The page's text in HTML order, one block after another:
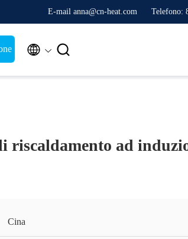
E-mail anna@cn-heat.com Telefono:
 
riscaldamento ad
Cina